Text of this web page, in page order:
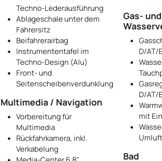
Techno-Lederausführung
Ablageschale unter dem
Fahrersitz
Beifahrerairbag
Instrumententafel im
Techno-Design (Alu)
Front- und
Seitenscheibenverdunklung
Gas- und
D/AT/
D/AT/
mit
Multimedia / Navigation
Vorbereitung für
Multimedia
Rückfahrkamera, inkl.
Verkabelung
Bad